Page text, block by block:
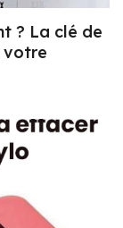
? La clé de
votre